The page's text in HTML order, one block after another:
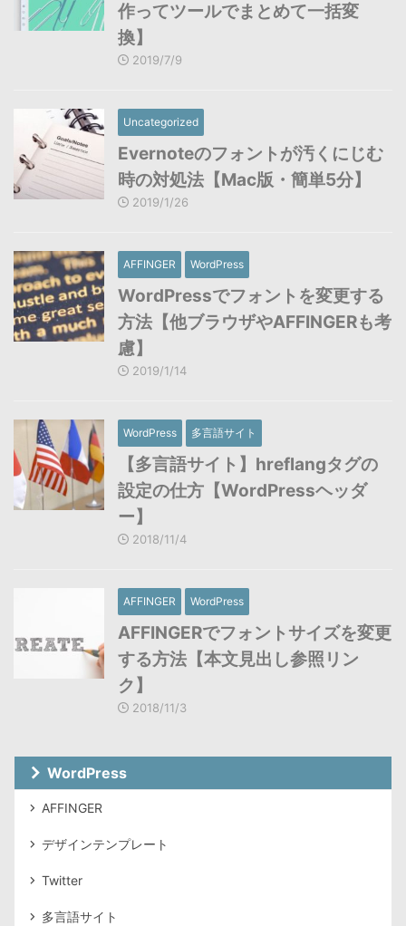
作ってツールでまとめて一括変
換】
2019/7/9
Uncategorized
Evernoteのフォントが汚くにじむ
時の対処法【Mac版・簡単5分】
2019/1/26
AFFINGER WordPress
WordPressでフォントを変更する
方法【他ブラウザやAFFINGERも考
慮】
2019/1/14
WordPress 多言語サイト
【多言語サイト】hreflangタグの
設定の仕方【WordPressヘッダ
ー】
2018/11/4
AFFINGER WordPress
AFFINGERでフォントサイズを変更
する方法【本文見出し参照リン
ク】
2018/11/3
WordPress
AFFINGER
デザインテンプレート
Twitter
多言語サイト